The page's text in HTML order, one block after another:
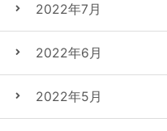
2022年7月
2022年6月
2022年5月